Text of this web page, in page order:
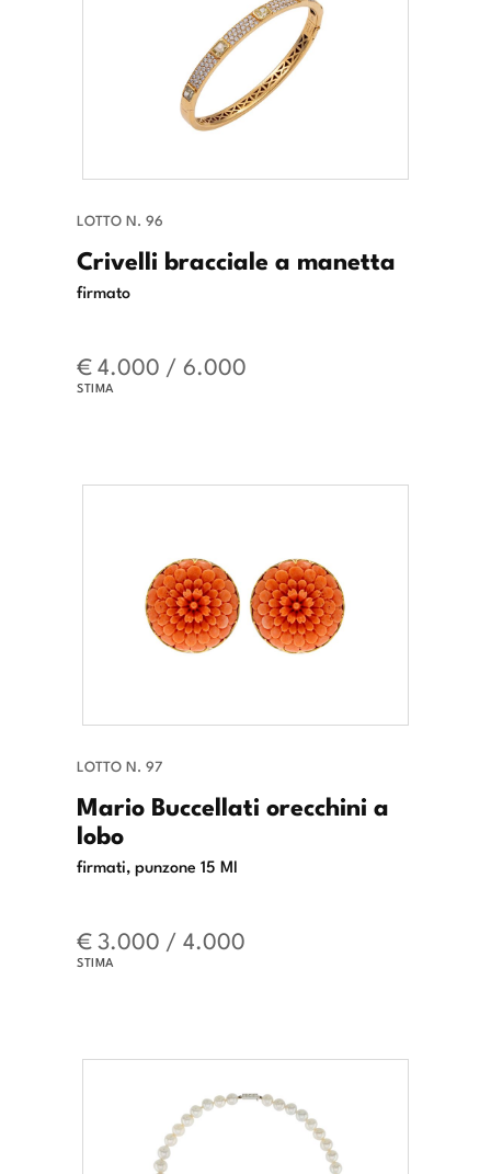
LOTTO N. 96
Crivelli bracciale a manetta
firmato
€ 4.000 / 6.000
STIMA
LOTTO N. 97
Mario Buccellati orecchini a
lobo
firmati, punzone 15 MI
€ 3.000 / 4.000
STIMA